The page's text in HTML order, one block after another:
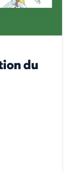
du